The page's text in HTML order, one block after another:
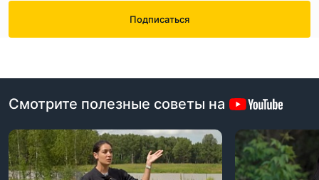
Подписаться
Смотрите полезные советы на